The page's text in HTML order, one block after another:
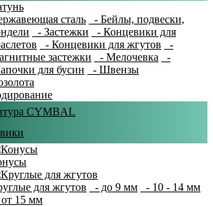
сталь
- Бейлы, подвески,
- Застежки
- Концевики для
- Концевики для жгутов
-
застежки
- Мелочевка
-
для бусин
- Швензы
CYMBAL
для жгутов - до 9 мм
- 10 - 14 мм
15 мм